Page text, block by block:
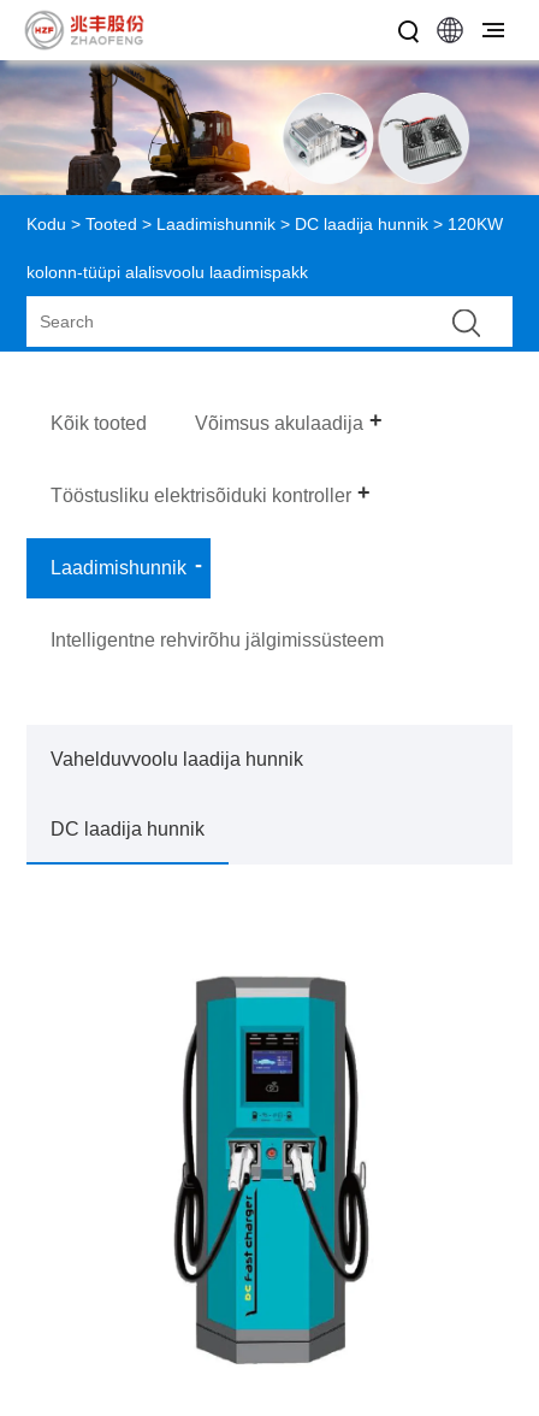
Kodu > Tooted > Laadimishunnik > DC laadija hunnik > 120KW
kolonn-tüüpi alalisvoolu laadimispakk
Kõik tooted Võimsus akulaadija
Tööstusliku elektrisõiduki kontroller
Laadimishunnik
Intelligentne rehvirõhu jälgimissüsteem
Vahelduvvoolu laadija hunnik
DC laadija hunnik